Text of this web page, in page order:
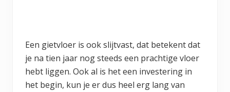
Een gietvloer is ook slijtvast, dat betekent dat
je na tien jaar nog steeds een prachtige vloer
hebt liggen. Ook al is het een investering in
het begin, kun je er dus heel erg lang van